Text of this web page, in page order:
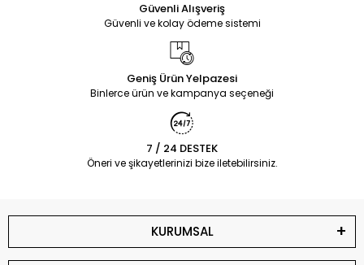
Güvenli Alışveriş
Güvenli ve kolay ödeme sistemi
Geniş Ürün Yelpazesi
Binlerce ürün ve kampanya seçeneği
7 / 24 DESTEK
Öneri ve şikayetlerinizi bize iletebilirsiniz.
KURUMSAL